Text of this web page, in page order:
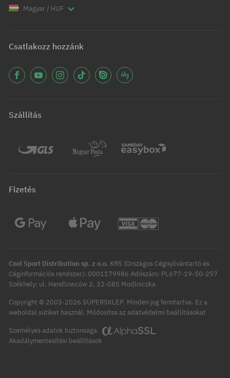
Magyar / HUF
Csatlakozz hozzánk
Szállítás
Fizetés
Cool Sport Distribution sp. z o.o. KRS (Országos Cégnyilvántartó és
Céginformációs rendszer): 0001179986 Adószám: PL677-19-50-257
Székhely: ul. Handlowców 2, 32-085 Modlniczka
Copyright © 2003-2026 SUPERSKLEP. Minden jog fenntartva. Ez a
weboldal sütiket használ. Módosítsa az adatvédelmi beállításokat
Személyes adatok biztonsága
Akadálymentesítési beállítások